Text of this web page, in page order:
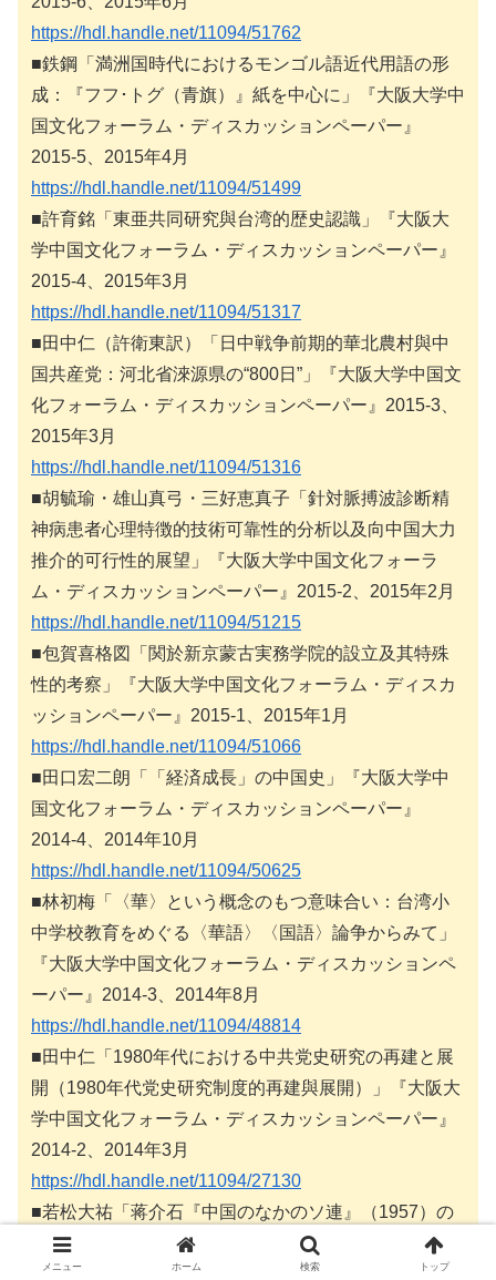
https://hdl.handle.net/11094/51762
■鉄鋼「満洲国時代におけるモンゴル語近代用語の形
成：『フフ･トグ（青旗）』紙を中心に」『大阪大学中
国文化フォーラム・ディスカッションペーパー』
2015-5、2015年4月
https://hdl.handle.net/11094/51499
■許育銘「東亜共同研究與台湾的歴史認識」『大阪大
学中国文化フォーラム・ディスカッションペーパー』
2015-4、2015年3月
https://hdl.handle.net/11094/51317
■田中仁（許衛東訳）「日中戦争前期的華北農村與中
国共産党：河北省淶源県の“800日”」『大阪大学中国文
化フォーラム・ディスカッションペーパー』2015-3、
2015年3月
https://hdl.handle.net/11094/51316
■胡毓瑜・雄山真弓・三好恵真子「針対脈搏波診断精
神病患者心理特徴的技術可靠性的分析以及向中国大力
推介的可行性的展望」『大阪大学中国文化フォーラ
ム・ディスカッションペーパー』2015-2、2015年2月
https://hdl.handle.net/11094/51215
■包賀喜格図「関於新京蒙古実務学院的設立及其特殊
性的考察」『大阪大学中国文化フォーラム・ディスカ
ッションペーパー』2015-1、2015年1月
https://hdl.handle.net/11094/51066
■田口宏二朗「「経済成長」の中国史」『大阪大学中
国文化フォーラム・ディスカッションペーパー』
2014-4、2014年10月
https://hdl.handle.net/11094/50625
■林初梅「〈華〉という概念のもつ意味合い：台湾小
中学校教育をめぐる〈華語〉〈国語〉論争からみて」
『大阪大学中国文化フォーラム・ディスカッションペ
ーパー』2014-3、2014年8月
https://hdl.handle.net/11094/48814
■田中仁「1980年代における中共党史研究の再建と展
開（1980年代党史研究制度的再建與展開）」『大阪大
学中国文化フォーラム・ディスカッションペーパー』
2014-2、2014年3月
https://hdl.handle.net/11094/27130
■若松大祐「蒋介石『中国のなかのソ連』（1957）の
歴史観」『大阪大学中国文化フォーラム・ディスカッ
ションペーパー』2014-1、2014年3月
メニュー ホーム 検索 トップ